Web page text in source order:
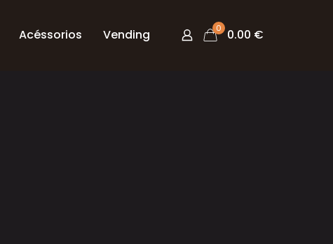
Acéssorios Vending 0 0.00 €